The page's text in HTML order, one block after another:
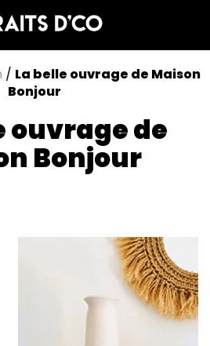
/ La belle ouvrage de Maison
Bonjour
ouvrage de
Bonjour